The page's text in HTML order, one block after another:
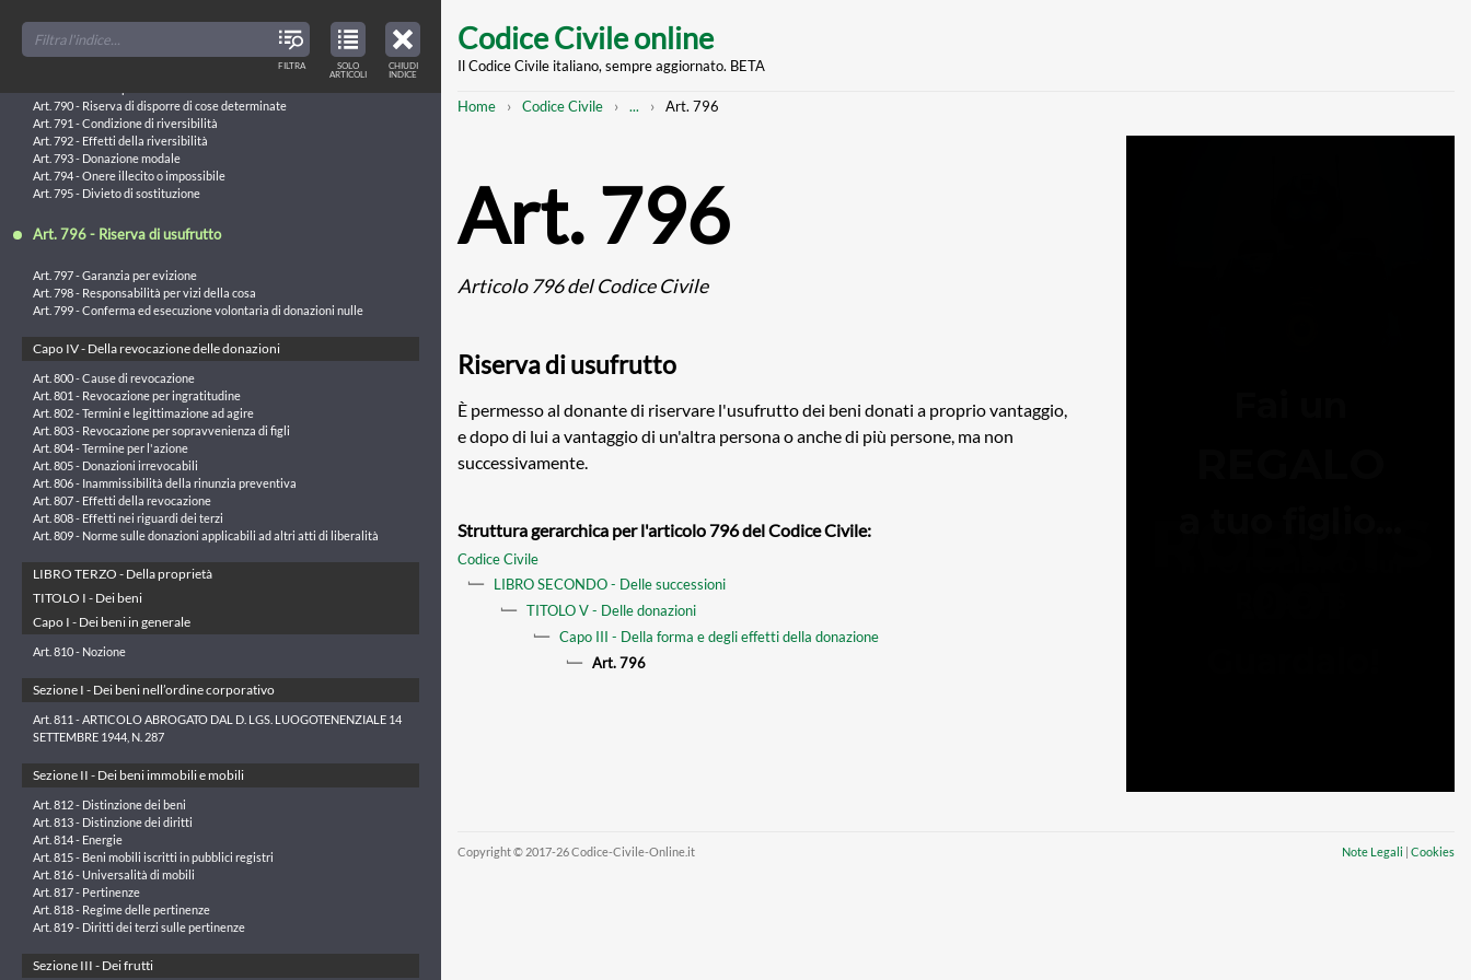
TABLE
OF
CONTENTS
CHIUDI
INDICE
main
Codice Civile online
Il Codice Civile italiano, sempre aggiornato. BETA
Breadcrumb
Home Codice Civile
Mostra
... Art. 796
Art. 796
Articolo 796 del Codice Civile
Riserva di usufrutto
È permesso al donante di riservare l'usufrutto dei beni donati a proprio vantaggio,
e dopo di lui a vantaggio di un'altra persona o anche di più persone, ma non
successivamente.
Struttura gerarchica per l'articolo 796 del Codice Civile:
Codice Civile
LIBRO SECONDO - Delle successioni
TITOLO V - Delle donazioni
Capo III - Della forma e degli effetti della donazione
Art. 796
Copyright © 2017-26 Codice-Civile-Online.it Note Legali | Cookies
TOC
TITLES
FILTRA
VIEW
ONLY
ARTICLES
IN
TABLE
SOLO
ARTICOLI
COME MODIFICATA DALLA L. 22 GIUGNO 2000, N. 192123
Art. 790 - Riserva di disporre di cose determinate
Art. 791 - Condizione di riversibilità
Art. 792 - Effetti della riversibilità
Art. 793 - Donazione modale
Art. 794 - Onere illecito o impossibile
Art. 795 - Divieto di sostituzione
Art. 796 - Riserva di usufrutto
Art. 797 - Garanzia per evizione
Art. 798 - Responsabilità per vizi della cosa
Art. 799 - Conferma ed esecuzione volontaria di donazioni nulle
Capo IV - Della revocazione delle donazioni
Art. 800 - Cause di revocazione
Art. 801 - Revocazione per ingratitudine
Art. 802 - Termini e legittimazione ad agire
Art. 803 - Revocazione per sopravvenienza di figli
Art. 804 - Termine per l'azione
Art. 805 - Donazioni irrevocabili
Art. 806 - Inammissibilità della rinunzia preventiva
Art. 807 - Effetti della revocazione
Art. 808 - Effetti nei riguardi dei terzi
Art. 809 - Norme sulle donazioni applicabili ad altri atti di liberalità
LIBRO TERZO - Della proprietà
TITOLO I - Dei beni
Capo I - Dei beni in generale
Art. 810 - Nozione
Sezione I - Dei beni nell’ordine corporativo
Art. 811 - ARTICOLO ABROGATO DAL D. LGS. LUOGOTENENZIALE 14
SETTEMBRE 1944, N. 287
Sezione II - Dei beni immobili e mobili
Art. 812 - Distinzione dei beni
Art. 813 - Distinzione dei diritti
Art. 814 - Energie
Art. 815 - Beni mobili iscritti in pubblici registri
Art. 816 - Universalità di mobili
Art. 817 - Pertinenze
Art. 818 - Regime delle pertinenze
Art. 819 - Diritti dei terzi sulle pertinenze
Sezione III - Dei frutti